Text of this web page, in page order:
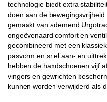
technologie biedt extra
doen aan de
gemaakt van ademend
ongeëvenaard comfort en
gecombineerd met een
pasvorm en snel aan- en
hebben de handschoenen vijf
vingers en gewrichten
kunnen worden verwijderd als